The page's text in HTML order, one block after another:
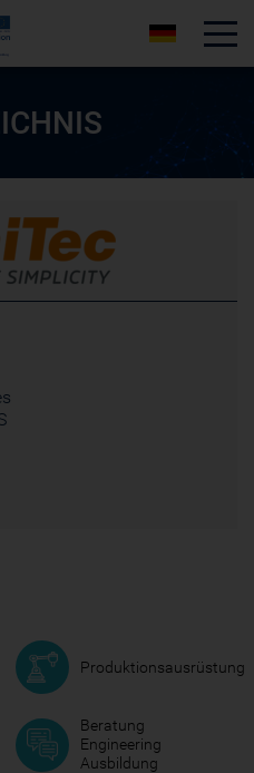
Produktionsausrüstung
Beratung
Engineering
Ausbildung